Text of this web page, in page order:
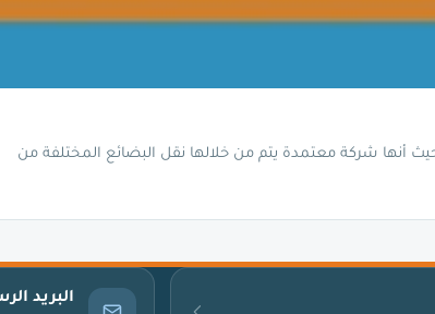
أنها شركة معتمدة يتم من خلالها نقل البضائع المختلفة من
البريد